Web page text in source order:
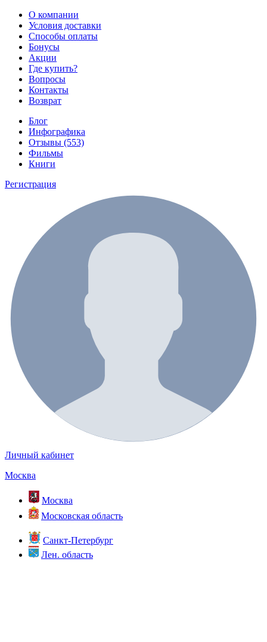
О компании
Условия доставки
Способы оплаты
Бонусы
Акции
Где купить?
Вопросы
Контакты
Возврат
Блог
Инфографика
Отзывы (553)
Фильмы
Книги
Регистрация
Личный кабинет
Москва
Москва
Московская область
Санкт-Петербург
Лен. область